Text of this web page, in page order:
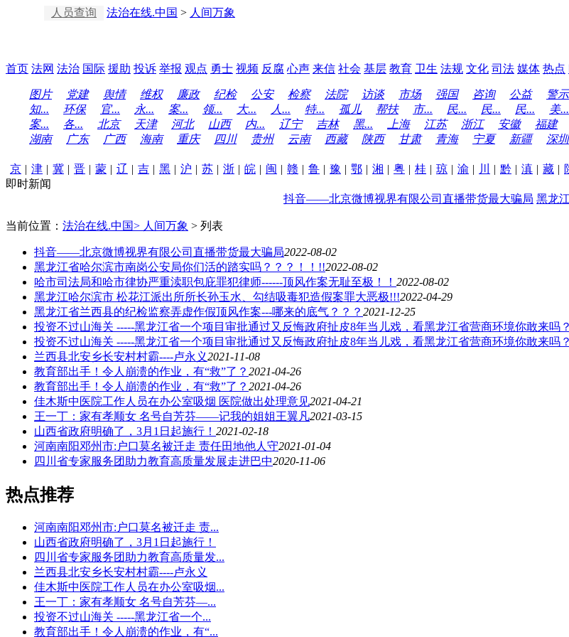
人员查询 法治在线.中国 > 人间万象
首页 法网 法治 国际 援助 投诉 举报 观点 勇士 视频 反腐 心声 来信 社会 基层 教育 卫生 法规 文化 司法 媒体 热点
图片 党建 舆情 维权 廉政 纪检 公安 检察 法院 访谈 市场 强国 咨询 公益 警示
知...
环保 官... 永... 案... 领... 大... 人... 特... 孤儿 帮扶 市... 民... 民... 民... 美...
案...
各... 北京 天津 河北 山西 内... 辽宁 吉林 黑... 上海 江苏 浙江 安徽 福建
湖南
广东 广西 海南 重庆 四川 贵州 云南 西藏 陕西 甘肃 青海 宁夏 新疆 深圳
京 | 津 | 冀 | 晋 | 蒙 | 辽 | 吉 | 黑 | 沪 | 苏 | 浙 | 皖 | 闽 | 赣 | 鲁 | 豫 | 鄂 | 湘 | 粤 | 桂 | 琼 | 渝 | 川 | 黔 | 滇 | 藏 |
即时新闻
抖音——北京微博视界有限公司直播带货最大骗局 黑龙江
当前位置： 法治在线.中国> 人间万象 > 列表
抖音——北京微博视界有限公司直播带货最大骗局2022-08-02
黑龙江省哈尔滨市南岗公安局你们活的踏实吗？？？！！!!2022-08-02
哈市司法局和哈市律协严重渎职包庇罪犯律师------顶风作案无耻至极！！ 2022-08-02
黑龙江哈尔滨市 松花江派出所所长孙玉水、勾结吸毒犯造假案罪大恶极!!!2022-04-29
黑龙江省兰西县的纪检监察弄虚作假顶风作案---哪来的底气？？？ 2021-12-25
投资不过山海关 -----黑龙江省一个项目审批通过又反悔政府扯皮8年当儿戏，看黑龙江省营商环境你敢来吗
投资不过山海关 -----黑龙江省一个项目审批通过又反悔政府扯皮8年当儿戏，看黑龙江省营商环境你敢来吗
兰西县北安乡长安村村霸----卢永义2021-11-08
教育部出手！令人崩溃的作业，有“救”了？ 2021-04-26
教育部出手！令人崩溃的作业，有“救”了？ 2021-04-26
佳木斯中医院工作人员在办公室吸烟 医院做出处理意见2021-04-21
王一丁：家有孝顺女 名号自芳芬——记我的姐姐王翼凡2021-03-15
山西省政府明确了，3月1日起施行！ 2021-02-18
河南南阳邓州市:户口莫名被迁走 责任田地他人守2021-01-04
四川省专家服务团助力教育高质量发展走进巴中2020-11-06
热点推荐
河南南阳邓州市:户口莫名被迁走 责...
山西省政府明确了，3月1日起施行！
四川省专家服务团助力教育高质量发...
兰西县北安乡长安村村霸----卢永义
佳木斯中医院工作人员在办公室吸烟...
王一丁：家有孝顺女 名号自芳芬—...
投资不过山海关 -----黑龙江省一个...
教育部出手！令人崩溃的作业，有“...